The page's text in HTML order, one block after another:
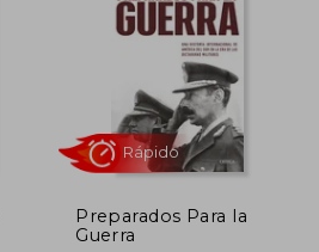
Preparados Para la
Guerra